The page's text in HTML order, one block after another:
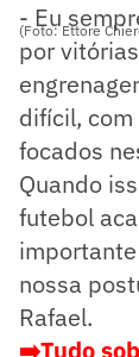
(Foto: Ettore
- Eu
por
difícil,
focados
Quando
futebol
nossa
Rafael.